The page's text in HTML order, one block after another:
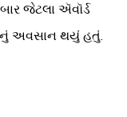
જેટલા ઍવૉર્ડ
અવસાન થયું હતું.